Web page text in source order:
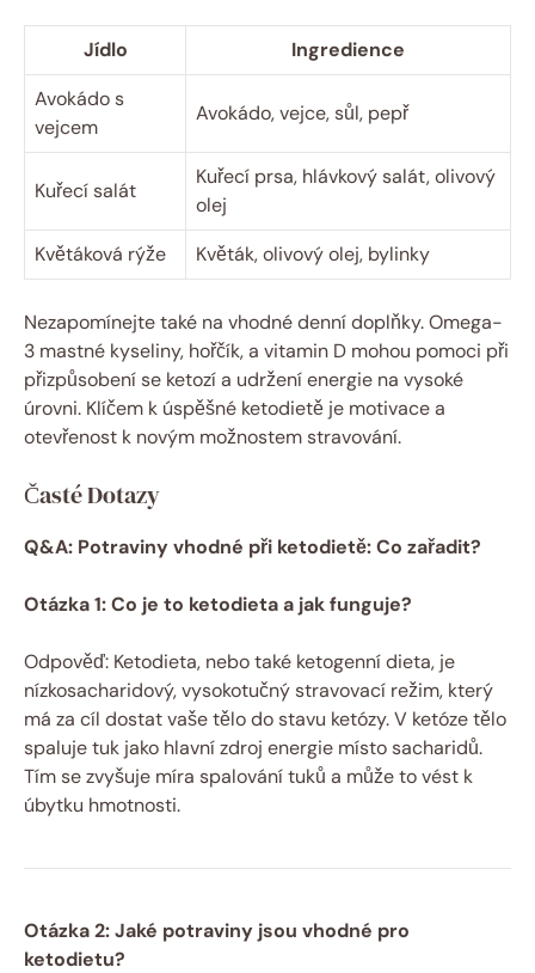
Jídlo
Ingredience
Avokádo s
vejcem
Avokádo, vejce, sůl, pepř
Kuřecí salát
Kuřecí prsa, hlávkový salát, olivový
olej
Květáková rýže
Květák, olivový olej, bylinky
Nezapomínejte také na vhodné denní doplňky. Omega-
3 mastné kyseliny, hořčík, a vitamin D mohou pomoci při
přizpůsobení se ketozí a udržení energie na vysoké
úrovni. Klíčem k úspěšné ketodietě je motivace a
otevřenost k novým možnostem stravování.
Časté Dotazy
Q&A: Potraviny vhodné při ketodietě: Co zařadit?
Otázka 1: Co je to ketodieta a jak funguje?
Odpověď: Ketodieta, nebo také ketogenní dieta, je
nízkosacharidový, vysokotučný stravovací režim, který
má za cíl dostat vaše tělo do stavu ketózy. V ketóze tělo
spaluje tuk jako hlavní zdroj energie místo sacharidů.
Tím se zvyšuje míra spalování tuků a může to vést k
úbytku hmotnosti.
Otázka 2: Jaké potraviny jsou vhodné pro
ketodietu?